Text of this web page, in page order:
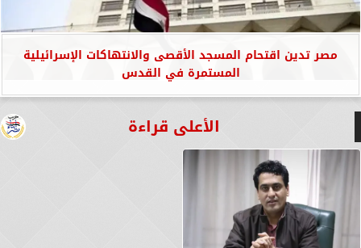
مصر تدين اقتحام المسجد الأقصى والانتهاكات الإسرائيلية
المستمرة في القدس
الأعلى قراءة